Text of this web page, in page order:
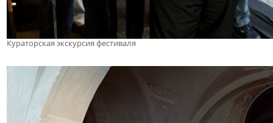
Кураторская экскурсия фестиваля